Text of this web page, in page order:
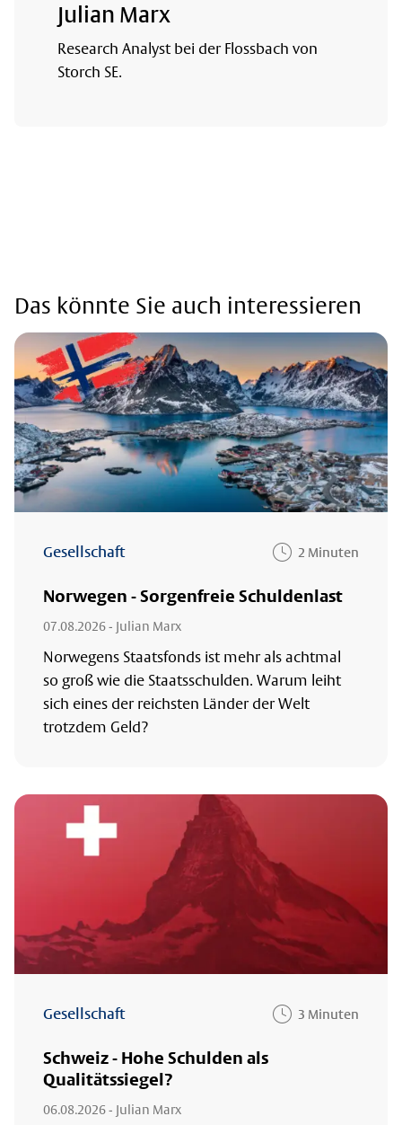
Julian Marx
Research Analyst bei der Flossbach von
Storch SE.
Das könnte Sie auch interessieren
Gesellschaft 2 Minuten
Norwegen - Sorgenfreie Schuldenlast
07.08.2026- Julian Marx
Norwegens Staatsfonds ist mehr als achtmal
so groß wie die Staatsschulden. Warum leiht
sich eines der reichsten Länder der Welt
trotzdem Geld?
Gesellschaft 3 Minuten
Schweiz - Hohe Schulden als
Qualitätssiegel?
06.08.2026- Julian Marx